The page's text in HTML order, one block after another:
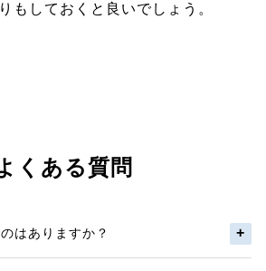
もしておくと良いでしょう。
くある質問
はありますか？